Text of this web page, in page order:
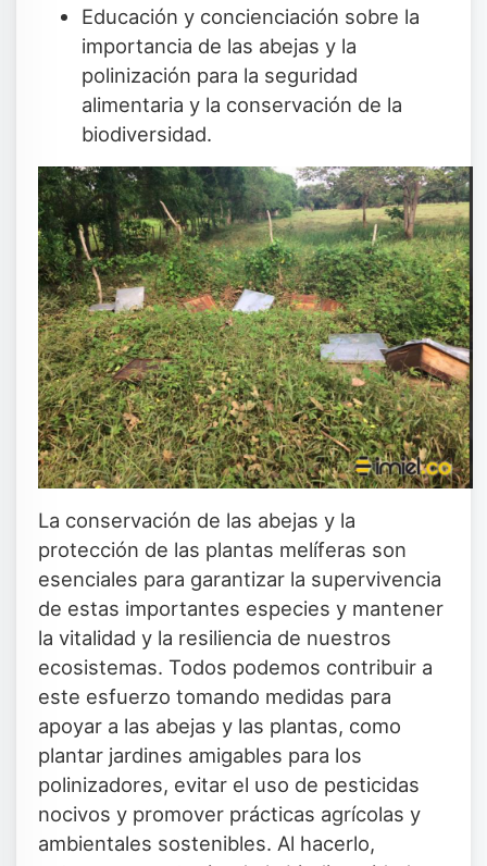
Educación y concienciación sobre la
importancia de las abejas y la
polinización para la seguridad
alimentaria y la conservación de la
biodiversidad.
La conservación de las abejas y la
protección de las plantas melíferas son
esenciales para garantizar la supervivencia
de estas importantes especies y mantener
la vitalidad y la resiliencia de nuestros
ecosistemas. Todos podemos contribuir a
este esfuerzo tomando medidas para
apoyar a las abejas y las plantas, como
plantar jardines amigables para los
polinizadores, evitar el uso de pesticidas
nocivos y promover prácticas agrícolas y
ambientales sostenibles. Al hacerlo,